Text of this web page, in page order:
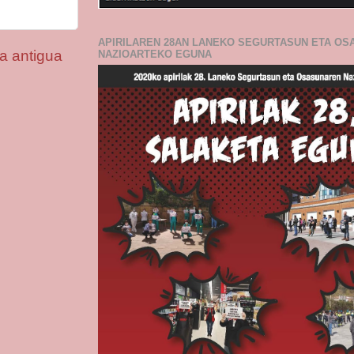
antigua
APIRILAREN 28AN LANEKO SEGURTASUN ETA
NAZIOARTEKO EGUNA